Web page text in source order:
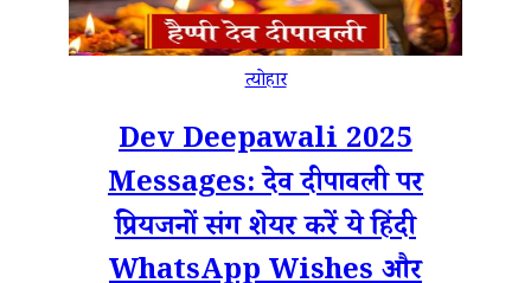
त्योहार
Dev Deepawali 2025
Messages: देव दीपावली पर
प्रियजनों संग शेयर करें ये हिंदी
WhatsApp Wishes और